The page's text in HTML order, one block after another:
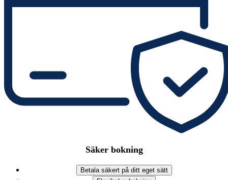
Säker bokning
Betala säkert på ditt eget sätt